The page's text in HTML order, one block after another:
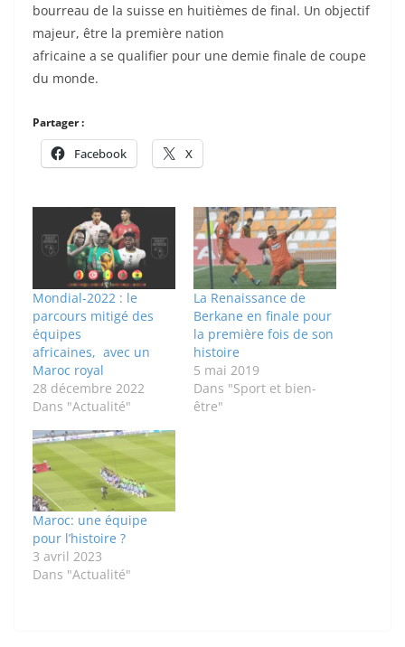
bourreau de la suisse en huitièmes de final. Un objectif
majeur, être la première nation
africaine a se qualifier pour une demie finale de coupe
du monde.
Partager :
Facebook X
Mondial-2022 : le
parcours mitigé des
équipes
africaines, avec un
Maroc royal
28 décembre 2022
Dans "Actualité"
La Renaissance de
Berkane en finale pour
la première fois de son
histoire
5 mai 2019
Dans "Sport et bien-
être"
Maroc: une équipe
pour l’histoire ?
3 avril 2023
Dans "Actualité"